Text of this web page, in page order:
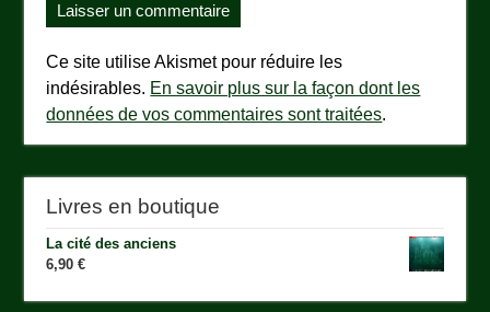
Ce site utilise Akismet pour réduire les
indésirables. En savoir plus sur la façon dont les
données de vos commentaires sont traitées.
Livres en boutique
La cité des anciens
6,90€